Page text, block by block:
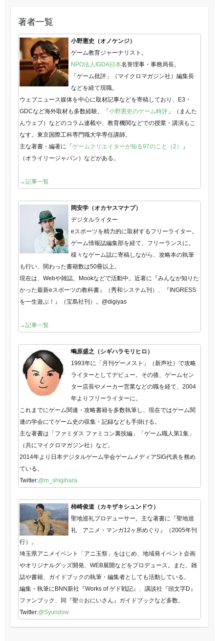
著者一覧
小野憲史（オノケンジ）
ゲーム教育ジャーナリスト。
NPO法人IGDA日本名誉理事・事務局長。
「ゲーム批評」（マイクロマガジン社）編集長
などを経て現職。
ウェブニュース媒体を中心に取材記事などを寄稿しており、E3・
GDCなど海外取材も多数経験。「小野憲史のゲーム時評」（まんた
んウェブ）などのコラム連載や、教育機関などでの授業・講演もこ
なす。東京国際工科専門職大学専任講師。
主な著書・編著に「ゲームクリエイターが知る97のこと（2）
」
（オライリージャパン）などがある。
→記事一覧
岡安学（オカヤスマナブ）
デジタルライター
eスポーツを精力的に取材するフリーライター。
ゲーム情報誌編集部を経て、フリーランスに。
様々なゲーム誌に寄稿しながら、攻略本の執筆
も行い、関わった書籍数は50冊以上。
現在は、Webや雑誌、Mookなどで活動中。近著に『みんなが知りた
かった最新eスポーツの教科書』（秀和システム刊）、『INGRESS
を一生遊ぶ！』（宝島社刊）。@digiyas
→記事一覧
鴫原盛之（シギハラモリヒロ）
1993年に「月刊ゲーメスト」（新声社）で攻略
ライターとしてデビュー。その後、ゲームセン
ター店長やメーカー営業などの職を経て、2004
年よりフリーライターに。
これまでにゲーム関連・攻略書籍を多数執筆し、現在ではゲーム関
連の学会にてゲーム史の収集・記録なども手掛ける。
主な著書は「ファミダス ファミコン裏技編」「ゲーム職人第1集」
（共にマイクロマガジン社）など。
2014年より日本デジタルゲーム学会ゲームメディアSIG代表を務め
ている。
Twitter:@m_shigihara
柿崎俊道（カキザキシュンドウ）
聖地巡礼プロデューサー。主な著書に『聖地巡
礼 アニメ・マンガ12ヶ所めぐり』（2005年刊
行）。
埼玉県アニメイベント「アニ玉祭」をはじめ、地域発イベント企画
やオリジナルグッズ開発、WEB展開などをプロデュース。また、雑
誌や書籍、ガイドブックの執筆・編集者としても活動している。
編集・執筆にBNN新社『Works of ゲド戦記』、講談社『頭文字D』
ファンブック、同『聖☆おにいさん』ガイドブックなど多数。
Twitter:@Syundow